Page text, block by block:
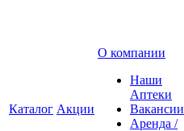
Каталог Акции
О компании
Наши
Аптеки
Вакансии
Аренда /